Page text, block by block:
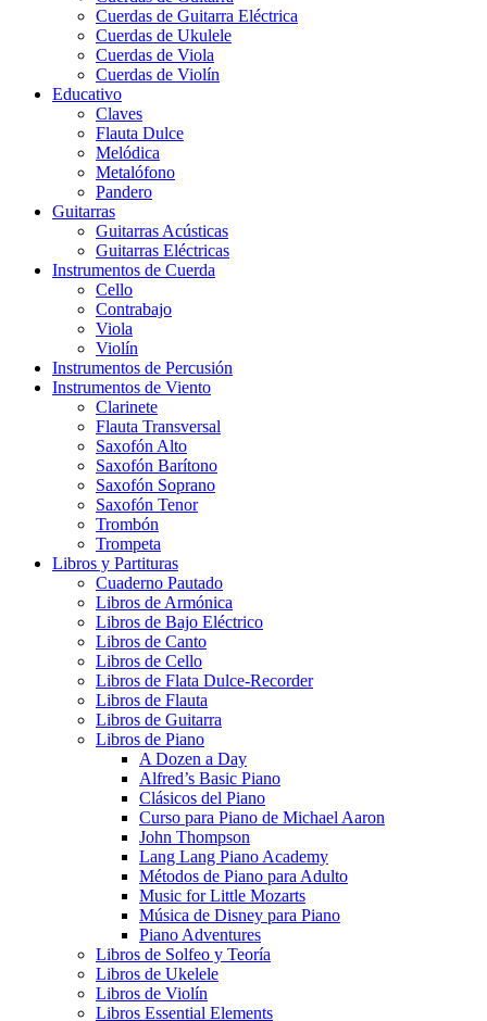
Cuerdas de Guitarra Eléctrica
Cuerdas de Ukulele
Cuerdas de Viola
Cuerdas de Violín
Educativo
Claves
Flauta Dulce
Melódica
Metalófono
Pandero
Guitarras
Guitarras Acústicas
Guitarras Eléctricas
Instrumentos de Cuerda
Cello
Contrabajo
Viola
Violín
Instrumentos de Percusión
Instrumentos de Viento
Clarinete
Flauta Transversal
Saxofón Alto
Saxofón Barítono
Saxofón Soprano
Saxofón Tenor
Trombón
Trompeta
Libros y Partituras
Cuaderno Pautado
Libros de Armónica
Libros de Bajo Eléctrico
Libros de Canto
Libros de Cello
Libros de Flata Dulce-Recorder
Libros de Flauta
Libros de Guitarra
Libros de Piano
A Dozen a Day
Alfred’s Basic Piano
Clásicos del Piano
Curso para Piano de Michael Aaron
John Thompson
Lang Lang Piano Academy
Métodos de Piano para Adulto
Music for Little Mozarts
Música de Disney para Piano
Piano Adventures
Libros de Solfeo y Teoría
Libros de Ukelele
Libros de Violín
Libros Essential Elements